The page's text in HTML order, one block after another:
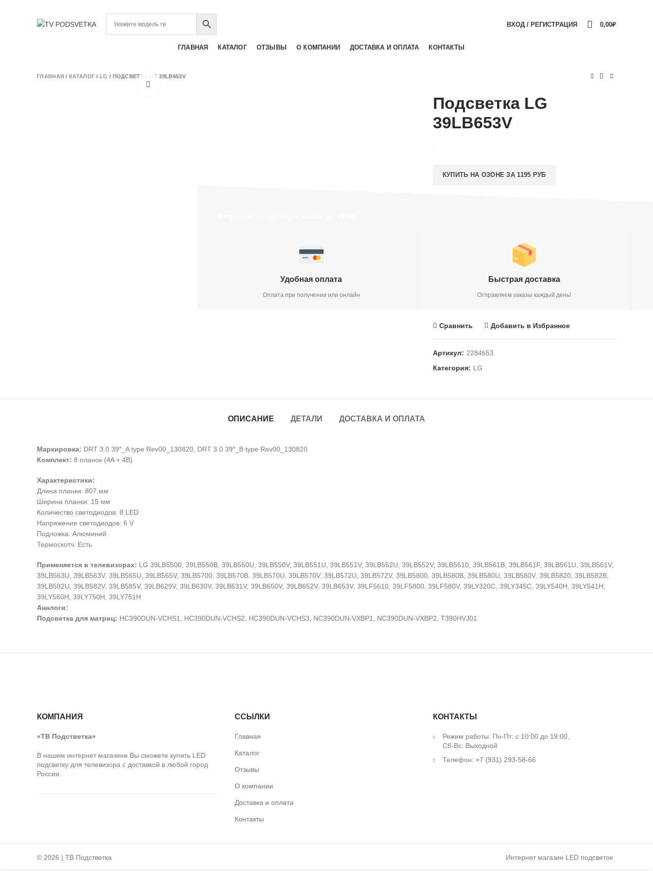
ВХОД / РЕГИСТРАЦИЯ 0,00₽
ГЛАВНАЯ КАТАЛОГ ОТЗЫВЫ О КОМПАНИИ ДОСТАВКА И ОПЛАТА КОНТАКТЫ
ГЛАВНАЯ /КАТАЛОГ /LG / ПОДСВЕТКА LG 39LB653V
Подсветка LG
39LB653V
КУПИТЬ НА ОЗОНЕ ЗА 1195 РУБ
Удобная оплата
Оплата при получении или онлайн
Быстрая доставка
Отправляем заказы каждый день!
Сравнить Добавить в Избранное
Артикул: 2284653
Категория: LG
ОПИСАНИЕ ДЕТАЛИ ДОСТАВКА И ОПЛАТА
Маркировка: DRT 3.0 39″_A type Rev00_130820, DRT 3.0 39″_B type Rev00_130820
Комплект: 8 планок (4A + 4B)
Характеристики:
Длина планки: 807 мм
Ширина планки: 15 мм
Количество светодиодов: 8 LED
Напряжение светодиодов: 6 V
Подложка: Алюминий
Термоскотч: Есть
Применяется в телевизорах: LG 39LB5500, 39LB550B, 39LB550U, 39LB550V, 39LB551U, 39LB551V, 39LB552U, 39LB552V, 39LB5610, 39LB561B, 39LB561F, 39LB561U, 39LB561V,
39LB563U, 39LB563V, 39LB565U, 39LB565V, 39LB5700, 39LB570B, 39LB570U, 39LB570V, 39LB572U, 39LB572V, 39LB5800, 39LB580B, 39LB580U, 39LB580V, 39LB5820, 39LB582B,
39LB582U, 39LB582V, 39LB585V, 39LB629V, 39LB630V, 39LB631V, 39LB650V, 39LB652V, 39LB653V, 39LF5610, 39LF5800, 39LF580V, 39LY320C, 39LY345C, 39LY540H, 39LY541H,
39LY560H, 39LY750H, 39LY751H
Аналоги:
Подсветка для матриц: HC390DUN-VCHS1, HC390DUN-VCHS2, HC390DUN-VCHS3, NC390DUN-VXBP1, NC390DUN-VXBP2, T390HVJ01
КОМПАНИЯ
«ТВ Подстветка»
В нашем интернет магазине Вы сможете купить LED
подсветку для телевизора с доставкой в любой город
России.
ССЫЛКИ
Главная
Каталог
Отзывы
О компании
Доставка и оплата
Контакты
КОНТАКТЫ
Режим работы: Пн-Пт: с 10:00 до 19:00,
Сб-Вс: Выходной
Телефон: +7 (931) 293-58-66
© 2026 | ТВ Подстветка Интернет магазин LED подсветок